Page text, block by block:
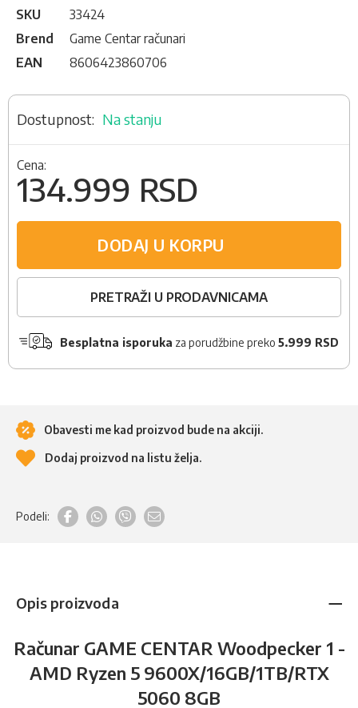
SKU
33424
Brend
Game Centar računari
EAN
8606423860706
Na stanju
Cena:
134.999 RSD
DODAJ U KORPU
PRETRAŽI U PRODAVNICAMA
Besplatna isporuka za porudžbine preko 5.999 RSD
Obavesti me kad proizvod bude na akciji.
Dodaj proizvod na listu želja.
Podeli:
Opis proizvoda
Računar GAME CENTAR Woodpecker 1 -
AMD Ryzen 5 9600X/16GB/1TB/RTX
5060 8GB